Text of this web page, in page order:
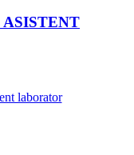
laborator